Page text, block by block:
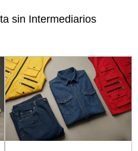
sin Intermediarios